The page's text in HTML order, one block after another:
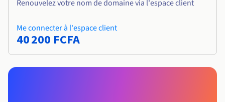
Renouvelez votre nom de domaine via l'espace client
Me connecter à l'espace client
40 200 FCFA